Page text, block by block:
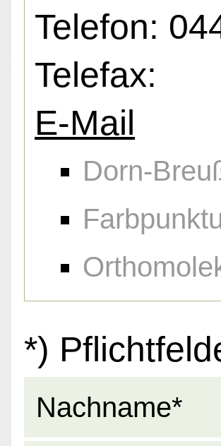
Telefon:
Telefax:
E-Mail
Dorn-
*)
Nachname*